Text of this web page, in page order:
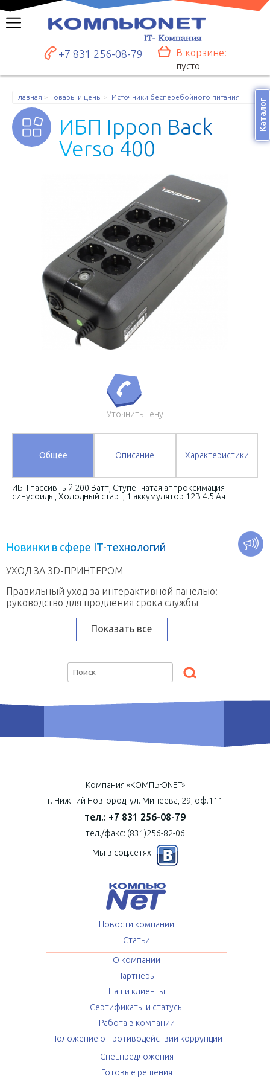
+7 831 256-08-79
В корзине:
пусто
Новинки в сфере IT-технологий
УХОД ЗА 3D-ПРИНТЕРОМ
Правильный уход за интерактивной панелью:
руководство для продления срока службы
Показать все
Каталог
Главная Товары и цены Источники бесперебойного питания
ИБП Ippon Back
Verso 400
Уточнить цену
Общее Описание Характеристики
ИБП пассивный 200 Ватт, Cтупенчатая аппроксимация
синусоиды, Холодный старт, 1 аккумулятор 12В 4.5 Ач
Компания «КОМПЬЮNET»
г. Нижний Новгород, ул. Минеева, 29, оф.111
тел.: +7 831 256-08-79
тел./факс: (831)256-82-06
Мы в соц.сетях
Новости компании
Статьи
О компании
Партнеры
Наши клиенты
Сертификаты и статусы
Работа в компании
Положение о противодействии коррупции
Спецпредложения
Готовые решения